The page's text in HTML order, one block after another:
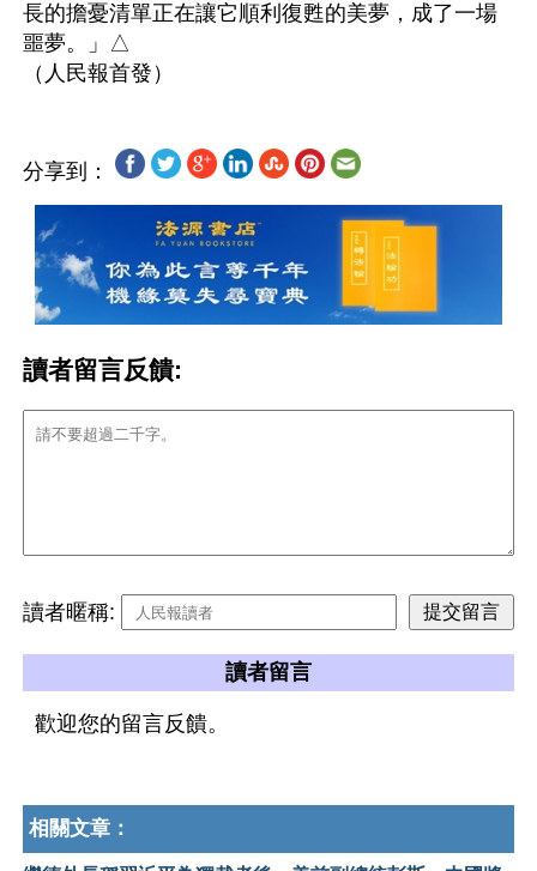
長的擔憂清單正在讓它順利復甦的美夢，成了一場
噩夢。」△
分享到：
讀者留言反饋:
讀者暱稱:
讀者留言
歡迎您的留言反饋。
相關文章：